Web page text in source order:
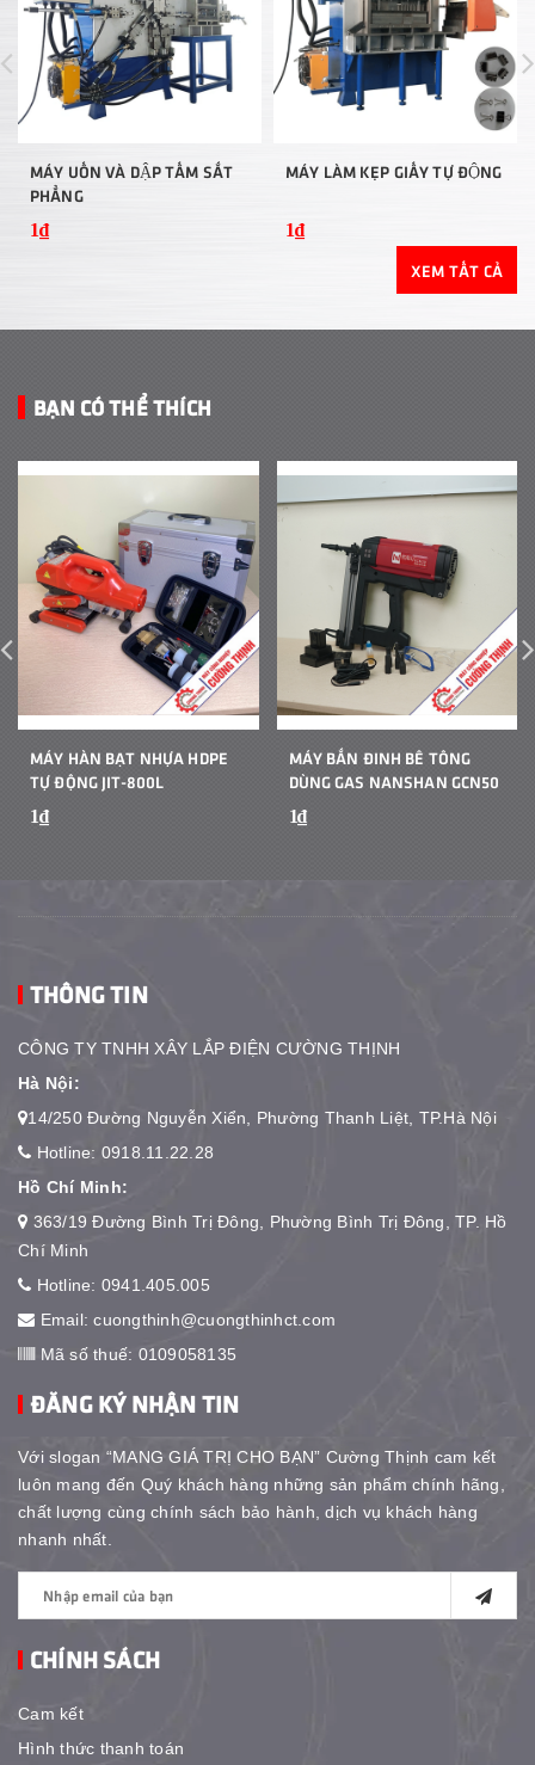
MÁY UỐN VÀ DẬP TẤM SẮT
PHẲNG
1₫
MÁY LÀM KẸP GIẤY TỰ ĐỘNG
1₫
XEM TẤT CẢ
BẠN CÓ THỂ THÍCH
MÁY HÀN BẠT NHỰA HDPE
TỰ ĐỘNG JIT-800L
1₫
MÁY BẮN ĐINH BÊ TÔNG
DÙNG GAS NANSHAN GCN50
1₫
THÔNG TIN
CÔNG TY TNHH XÂY LẮP ĐIỆN CƯỜNG THỊNH
Hà Nội:
14/250 Đường Nguyễn Xiển, Phường Thanh Liệt, TP.Hà Nội
Hotline: 0918.11.22.28
Hồ Chí Minh:
363/19 Đường Bình Trị Đông, Phường Bình Trị Đông, TP. Hồ
Chí Minh
Hotline: 0941.405.005
Email:cuongthinh@cuongthinhct.com
Mã số thuế: 0109058135
ĐĂNG KÝ NHẬN TIN
Với slogan “MANG GIÁ TRỊ CHO BẠN” Cường Thịnh cam kết
luôn mang đến Quý khách hàng những sản phẩm chính hãng,
chất lượng cùng chính sách bảo hành, dịch vụ khách hàng
nhanh nhất.
CHÍNH SÁCH
Cam kết
Hình thức thanh toán